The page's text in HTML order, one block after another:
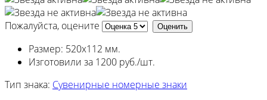
Пожалуйста, оцените
Размер: 520х112 мм.
Изготовили за 1200 руб./шт.
Тип знака: Сувенирные номерные знаки